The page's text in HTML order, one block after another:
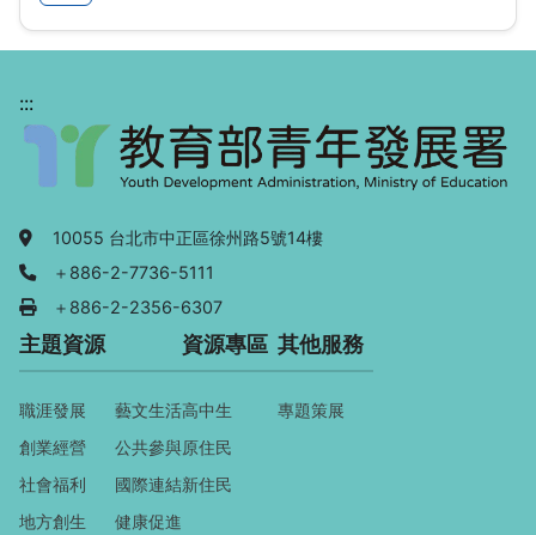
:::
地址：
10055 台北市中正區徐州路5號14樓
電話：
＋886-2-7736-5111
傳真：
＋886-2-2356-6307
主題資源
職涯發展
創業經營
社會福利
地方創生
藝文生活
公共參與
國際連結
健康促進
資源專區
高中生
原住民
新住民
其他服務
專題策展